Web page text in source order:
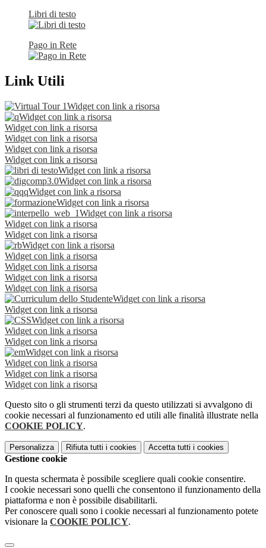
Libri di testo
Pago in Rete
Link Utili
Widget con link a risorsa
Widget con link a risorsa
Widget con link a risorsa
Widget con link a risorsa
Widget con link a risorsa
Widget con link a risorsa
Widget con link a risorsa
Widget con link a risorsa
Widget con link a risorsa
Widget con link a risorsa
Widget con link a risorsa
Widget con link a risorsa
Widget con link a risorsa
Widget con link a risorsa
Widget con link a risorsa
Widget con link a risorsa
Widget con link a risorsa
Widget con link a risorsa
Widget con link a risorsa
Widget con link a risorsa
Widget con link a risorsa
Widget con link a risorsa
Widget con link a risorsa
Widget con link a risorsa
Widget con link a risorsa
Widget con link a risorsa
Widget con link a risorsa
Questo sito o gli strumenti terzi da questo utilizzati si avvalgono di
cookie necessari al funzionamento ed utili alle finalità illustrate nella
COOKIE POLICY.
Personalizza Rifiuta tutti i cookies Accetta tutti i cookies
Gestione cookie
In questa schermata è possibile scegliere quali cookie consentire.
I cookie necessari sono quelli che consentono il funzionamento della
piattaforma e non è possibile disabilitarli.
Per conoscere quali sono i cookie necessari al funzionamento potete
visionare la COOKIE POLICY.